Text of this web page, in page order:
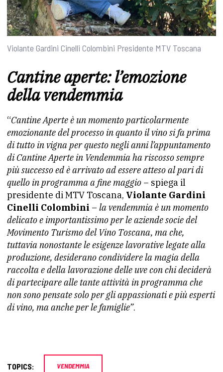
Violante Gardini Cinelli Colombini Presidente MTV Toscana
Cantine aperte: l’emozione
della vendemmia
“Cantine Aperte è un momento particolarmente
emozionante del processo in quanto il vino si fa prima
di tutto in vigna per questo negli anni l’appuntamento
di Cantine Aperte in Vendemmia ha riscosso sempre
più successo ed è arrivato ad essere atteso al pari di
quello in programma a fine maggio – spiega il
presidente di MTV Toscana, Violante Gardini
Cinelli Colombini – la vendemmia è un momento
delicato e importantissimo per le aziende socie del
Movimento Turismo del Vino Toscana, ma che,
tuttavia nonostante le esigenze lavorative legate alla
produzione, desiderano condividere la magia della
raccolta e della lavorazione delle uve con chi deciderà
di partecipare alle tante attività in programma che
non sono pensate solo per gli appassionati e più esperti
di vino, ma anche per le famiglie”.
TOPICS: VENDEMMIA